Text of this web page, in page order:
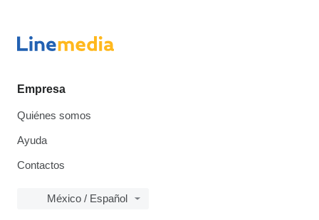
Empresa
Quiénes somos
Ayuda
Contactos
México / Español